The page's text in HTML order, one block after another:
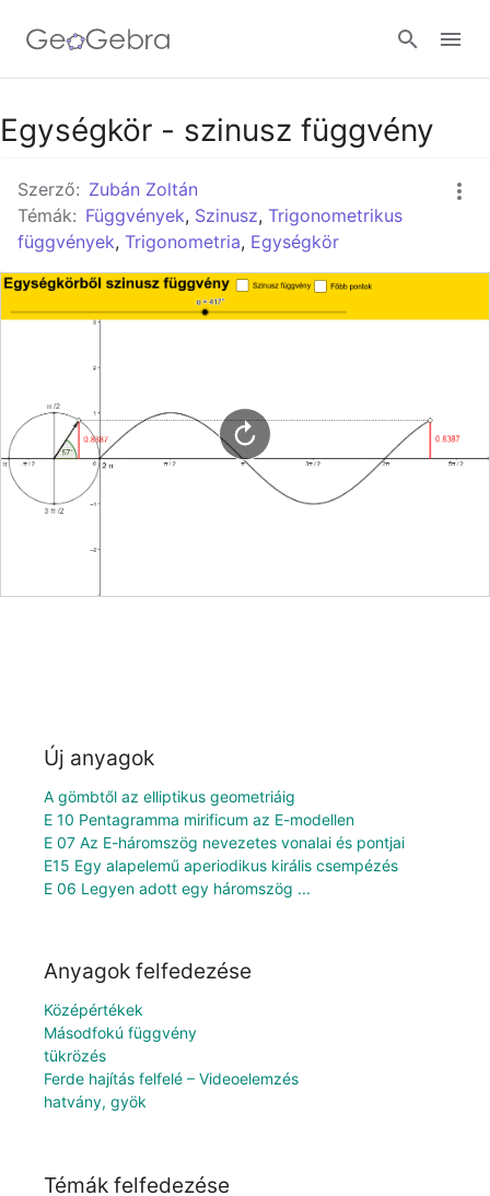
Google Classroom
GeoGebra Classroom
Bejelentkezés
Egységkör - szinusz függvény
Szerző: Zubán Zoltán
Témák: Függvények, Szinusz, Trigonometrikus
függvények, Trigonometria, Egységkör
Új anyagok
A gömbtől az elliptikus geometriáig
E 10 Pentagramma mirificum az E-modellen
E 07 Az E-háromszög nevezetes vonalai és pontjai
E15 Egy alapelemű aperiodikus királis csempézés
E 06 Legyen adott egy háromszög ...
Anyagok felfedezése
Középértékek
Másodfokú függvény
tükrözés
Ferde hajítás felfelé – Videoelemzés
hatvány, gyök
Témák felfedezése